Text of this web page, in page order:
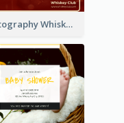
Photography Whiskey Day Facebook Post With Details